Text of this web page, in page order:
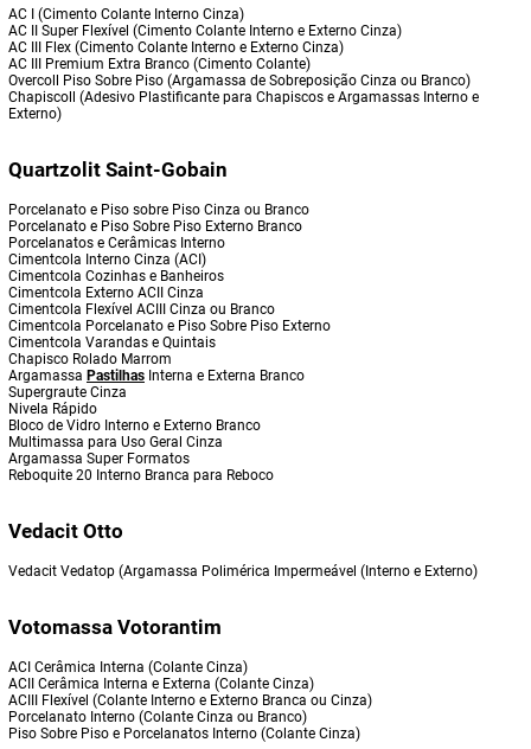
AC I (Cimento Colante Interno Cinza)
AC II Super Flexível (Cimento Colante Interno e Externo Cinza)
AC III Flex (Cimento Colante Interno e Externo Cinza)
AC III Premium Extra Branco (Cimento Colante)
Overcoll Piso Sobre Piso (Argamassa de Sobreposição Cinza ou Branco)
Chapiscoll (Adesivo Plastificante para Chapiscos e Argamassas Interno e
Externo)
Quartzolit Saint-Gobain
Porcelanato e Piso sobre Piso Cinza ou Branco
Porcelanato e Piso Sobre Piso Externo Branco
Porcelanatos e Cerâmicas Interno
Cimentcola Interno Cinza (ACI)
Cimentcola Cozinhas e Banheiros
Cimentcola Externo ACII Cinza
Cimentcola Flexível ACIII Cinza ou Branco
Cimentcola Porcelanato e Piso Sobre Piso Externo
Cimentcola Varandas e Quintais
Chapisco Rolado Marrom
Argamassa Pastilhas Interna e Externa Branco
Supergraute Cinza
Nivela Rápido
Bloco de Vidro Interno e Externo Branco
Multimassa para Uso Geral Cinza
Argamassa Super Formatos
Reboquite 20 Interno Branca para Reboco
Vedacit Otto
Vedacit Vedatop (Argamassa Polimérica Impermeável (Interno e Externo)
Votomassa Votorantim
ACI Cerâmica Interna (Colante Cinza)
ACII Cerâmica Interna e Externa (Colante Cinza)
ACIII Flexível (Colante Interno e Externo Branca ou Cinza)
Porcelanato Interno (Colante Cinza ou Branco)
Piso Sobre Piso e Porcelanatos Interno (Colante Cinza)